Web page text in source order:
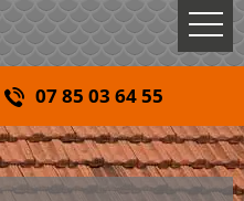
07 85 03 64 55